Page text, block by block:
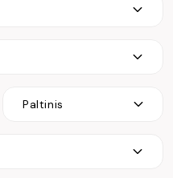
Paltinis